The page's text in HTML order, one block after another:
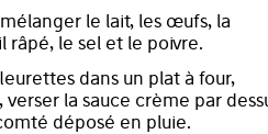
le lait, les œufs, la
râpé, le sel et le poivre.
dans un plat à four,
la sauce crème par
déposé en pluie.